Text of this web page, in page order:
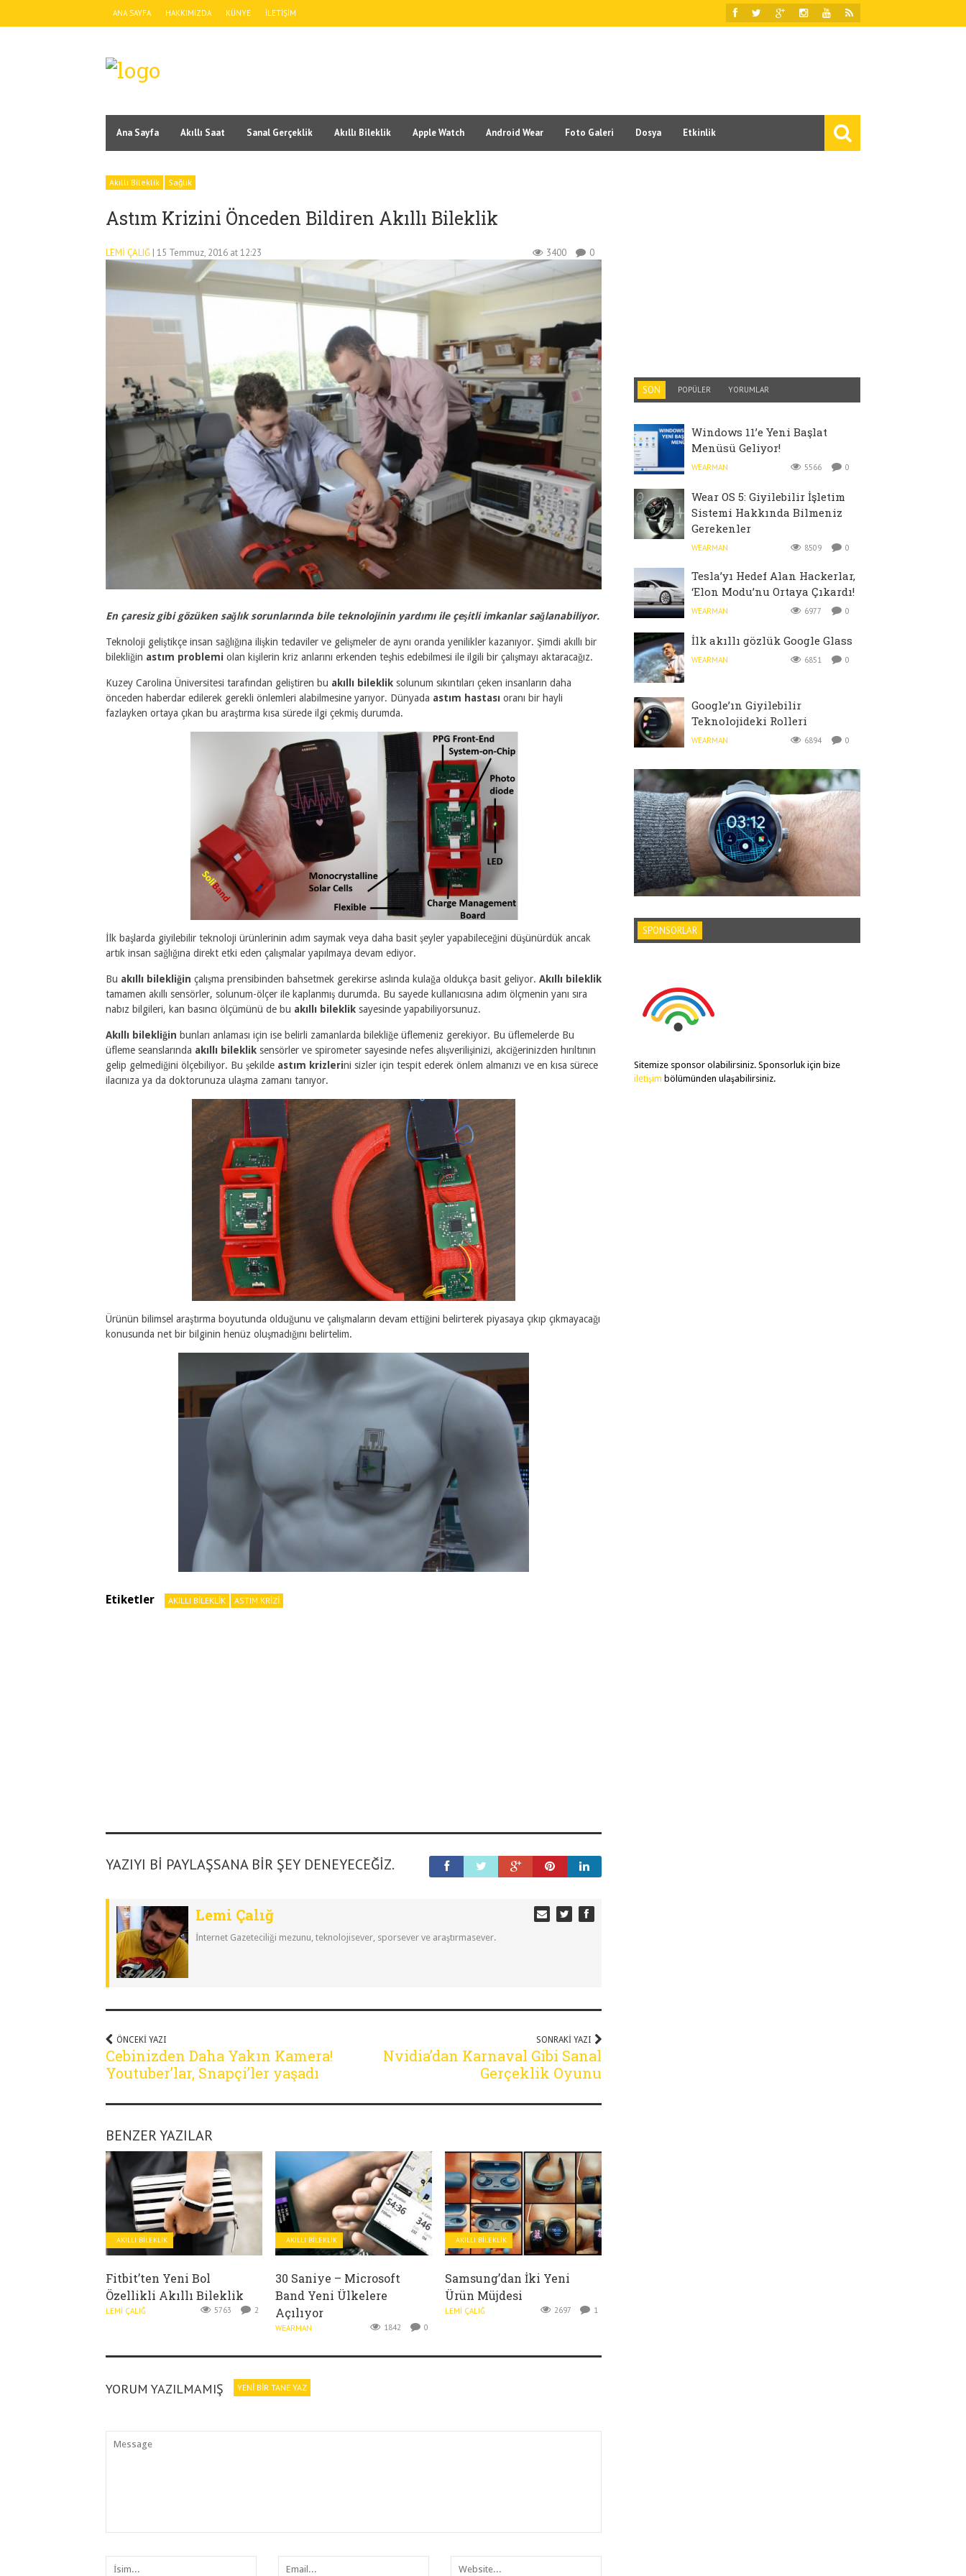
ANA SAYFA HAKKIMIZDA KÜNYE İLETIŞIM
Ana Sayfa Akıllı Saat Sanal Gerçeklik Akıllı Bileklik Apple Watch Android Wear Foto Galeri Dosya Etkinlik
Akıllı Bileklik Sağlık
Astım Krizini Önceden Bildiren Akıllı Bileklik
LEMI ÇALIĞ | 15 Temmuz, 2016 at 12:23 3400 0
En çaresiz gibi gözüken sağlık sorunlarında bile teknolojinin yardımı ile çeşitli imkanlar sağlanabiliyor.
Teknoloji geliştikçe insan sağlığına ilişkin tedaviler ve gelişmeler de aynı oranda yenilikler kazanıyor. Şimdi akıllı bir
bilekliğin astım problemi olan kişilerin kriz anlarını erkenden teşhis edebilmesi ile ilgili bir çalışmayı aktaracağız.
Kuzey Carolina Üniversitesi tarafından geliştiren bu akıllı bileklik solunum sıkıntıları çeken insanların daha
önceden haberdar edilerek gerekli önlemleri alabilmesine yarıyor. Dünyada astım hastası oranı bir hayli
fazlayken ortaya çıkan bu araştırma kısa sürede ilgi çekmiş durumda.
İlk başlarda giyilebilir teknoloji ürünlerinin adım saymak veya daha basit şeyler yapabileceğini düşünürdük ancak
artık insan sağlığına direkt etki eden çalışmalar yapılmaya devam ediyor.
Bu akıllı bilekliğin çalışma prensibinden bahsetmek gerekirse aslında kulağa oldukça basit geliyor. Akıllı bileklik
tamamen akıllı sensörler, solunum-ölçer ile kaplanmış durumda. Bu sayede kullanıcısına adım ölçmenin yanı sıra
nabız bilgileri, kan basıncı ölçümünü de bu akıllı bileklik sayesinde yapabiliyorsunuz.
Akıllı bilekliğin bunları anlaması için ise belirli zamanlarda bilekliğe üflemeniz gerekiyor. Bu üflemelerde Bu
üfleme seanslarında akıllı bileklik sensörler ve spirometer sayesinde nefes alışverilişinizi, akciğerinizden hırıltının
gelip gelmediğini ölçebiliyor. Bu şekilde astım krizlerini sizler için tespit ederek önlem almanızı ve en kısa sürece
ilacınıza ya da doktorunuza ulaşma zamanı tanıyor.
Ürünün bilimsel araştırma boyutunda olduğunu ve çalışmaların devam ettiğini belirterek piyasaya çıkıp çıkmayacağı
konusunda net bir bilginin henüz oluşmadığını belirtelim.
Etiketler AKILLI BILEKLIK ASTIM KRIZI
YAZIYI BI PAYLAŞSANA BIR ŞEY DENEYECEĞIZ.
Lemi Çalığ
İnternet Gazeteciliği mezunu, teknolojisever, sporsever ve araştırmasever.
ÖNCEKI YAZI
Cebinizden Daha Yakın Kamera!
Youtuber’lar, Snapçi’ler yaşadı
SONRAKI YAZI
Nvidia’dan Karnaval Gibi Sanal
Gerçeklik Oyunu
BENZER YAZILAR
AKILLI BILEKLIK
Fitbit’ten Yeni Bol
Özellikli Akıllı Bileklik
LEMI ÇALIĞ 5763 2
AKILLI BILEKLIK
30 Saniye – Microsoft
Band Yeni Ülkelere
Açılıyor
WEARMAN 1842 0
AKILLI BILEKLIK
Samsung’dan İki Yeni
Ürün Müjdesi
LEMI ÇALIĞ 2697 1
YORUM YAZILMAMIŞ YENI BIR TANE YAZ
SON POPÜLER YORUMLAR
Windows 11’e Yeni Başlat
Menüsü Geliyor!
WEARMAN 5566 0
Wear OS 5: Giyilebilir İşletim
Sistemi Hakkında Bilmeniz
Gerekenler
WEARMAN 8509 0
Tesla’yı Hedef Alan Hackerlar,
‘Elon Modu’nu Ortaya Çıkardı!
WEARMAN 6977 0
İlk akıllı gözlük Google Glass
WEARMAN 6851 0
Google’ın Giyilebilir
Teknolojideki Rolleri
WEARMAN 6894 0
SPONSORLAR
Sitemize sponsor olabilirsiniz. Sponsorluk için bize
iletişim bölümünden ulaşabilirsiniz.